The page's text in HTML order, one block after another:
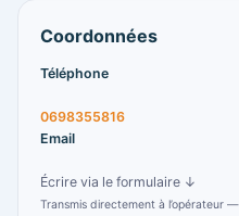
Coordonnées
Téléphone
0698355816
Email
Écrire via le formulaire ↓
Transmis directement à l’opérateur